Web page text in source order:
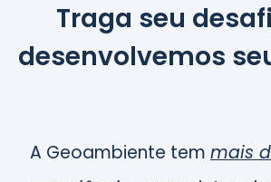
Traga seu
desenvolvemos
A Geoambiente tem mais